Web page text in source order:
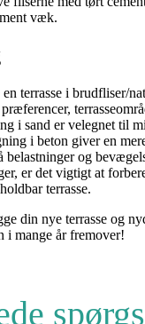
væk.
terrasse i brudfliser/
i sand er velegnet til
i beton giver en
belastninger og
er det vigtigt at
terrasse.
din nye terrasse og
i mange år fremover!